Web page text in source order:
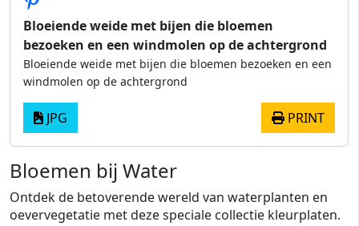
Bloeiende weide met bijen die bloemen
bezoeken en een windmolen op de achtergrond
Bloeiende weide met bijen die bloemen bezoeken en een
windmolen op de achtergrond
JPG PRINT
Bloemen bij Water
Ontdek de betoverende wereld van waterplanten en
oevervegetatie met deze speciale collectie kleurplaten.